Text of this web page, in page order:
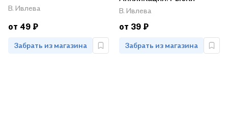
В. Ивлева
от 49 ₽
Забрать из магазина
В. Ивлева
от 39 ₽
Забрать из магазина